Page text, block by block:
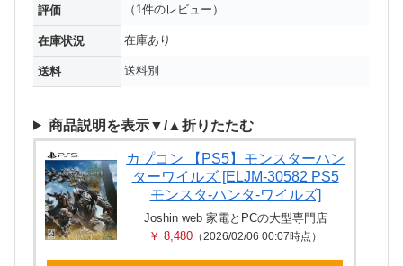
評価 （1件のレビュー）
在庫状況 在庫あり
送料 送料別
商品説明を表示▼/▲折りたたむ
カプコン 【PS5】モンスターハン
ターワイルズ [ELJM-30582 PS5
モンスタ-ハンタ-ワイルズ]
Joshin web 家電とPCの大型専門店
￥ 8,480 （2026/02/06 00:07時点）